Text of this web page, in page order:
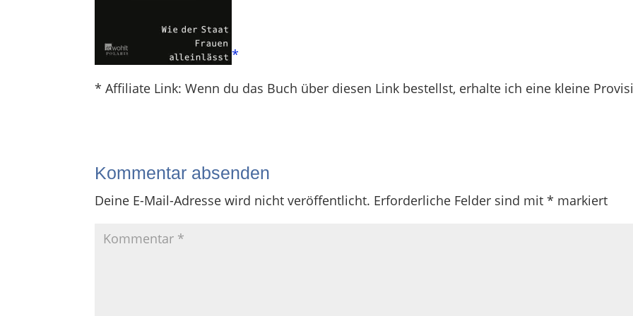
*
* Affiliate Link: Wenn du das Buch über diesen Link bestellst, erhalte ich eine kleine
Kommentar absenden
Deine E-Mail-Adresse wird nicht veröffentlicht. Erforderliche Felder sind mit* markiert